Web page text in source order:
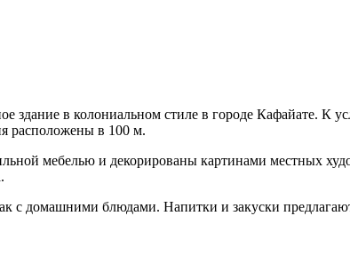
здание в колониальном стиле в городе Кафайате. К
расположены в 100 м.
мебелью и декорированы картинами местных
с домашними блюдами. Напитки и закуски